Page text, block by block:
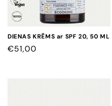
DIENAS KRĒMS ar SPF 20, 50 ML
CENA
€51,00